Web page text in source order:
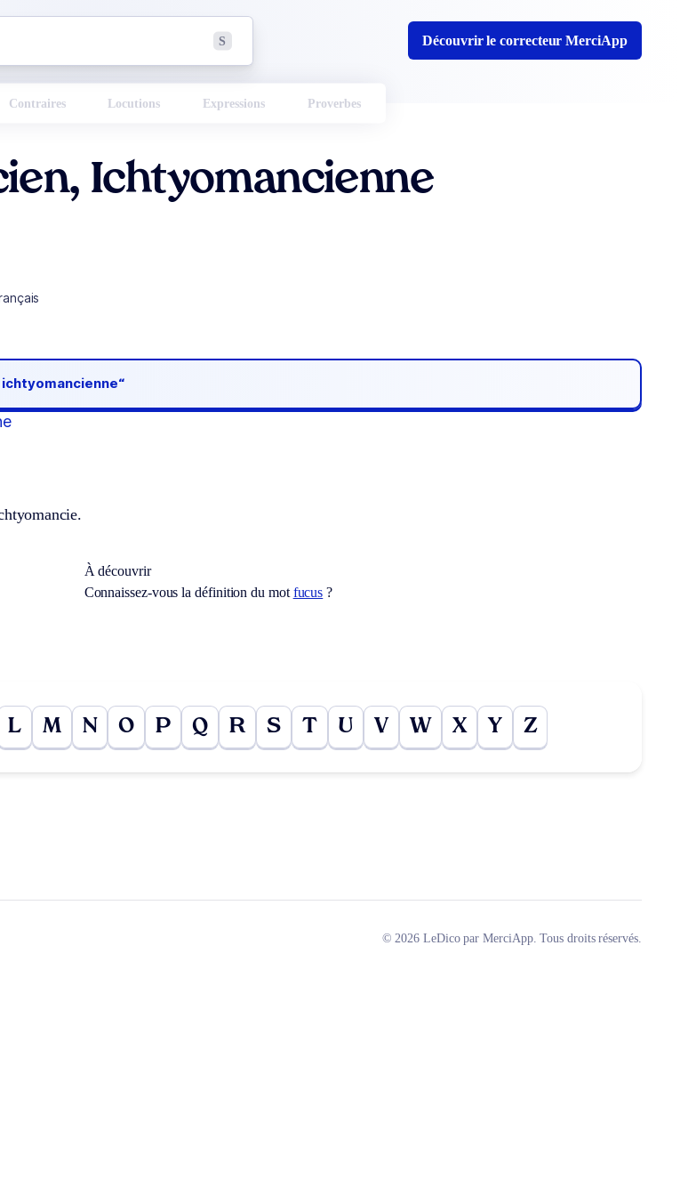
S Découvrir le correcteur MerciApp
Contraires Locutions Expressions Proverbes
Ichtyomancienne
À découvrir
Connaissez-vous la définition du mot fucus ?
L M N O P Q R S T U V W X Y Z
© 2026 LeDico par MerciApp. Tous droits réservés.